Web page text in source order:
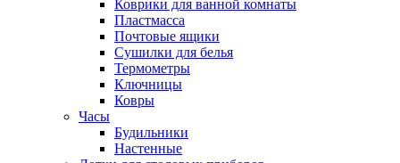
Коврики для ванной комнаты
Пластмасса
Почтовые ящики
Сушилки для белья
Термометры
Ключницы
Ковры
Часы
Будильники
Настенные